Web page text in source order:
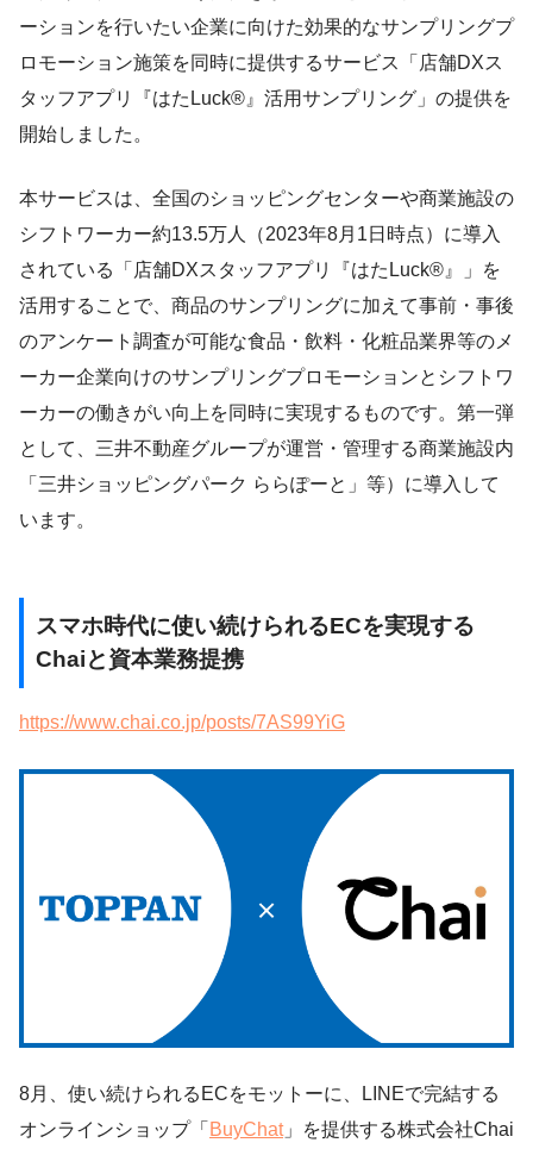
ーションを行いたい企業に向けた効果的なサンプリングプ
ロモーション施策を同時に提供するサービス「店舗DXス
タッフアプリ『はたLuck®』活用サンプリング」の提供を
開始しました。
本サービスは、全国のショッピングセンターや商業施設の
シフトワーカー約13.5万人（2023年8月1日時点）に導入
されている「店舗DXスタッフアプリ『はたLuck®』」を
活用することで、商品のサンプリングに加えて事前・事後
のアンケート調査が可能な食品・飲料・化粧品業界等のメ
ーカー企業向けのサンプリングプロモーションとシフトワ
ーカーの働きがい向上を同時に実現するものです。第一弾
として、三井不動産グループが運営・管理する商業施設内
「三井ショッピングパーク ららぽーと」等）に導入して
います。
スマホ時代に使い続けられるECを実現する
Chaiと資本業務提携
https://www.chai.co.jp/posts/7AS99YiG
8月、使い続けられるECをモットーに、LINEで完結する
オンラインショップ「 BuyChat」を提供する株式会社Chai